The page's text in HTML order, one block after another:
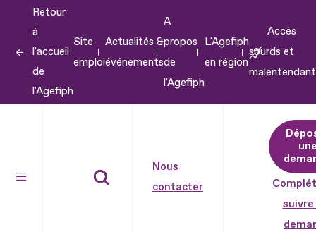
contenu
Retour
à
l'accueil
de
l'Agefiph
Site
emploi
Actualités &
événements
A
propos
de
l'Agefiph
L'Agefiph
en région
Accès
sourds et
Nous
contacter
suivre